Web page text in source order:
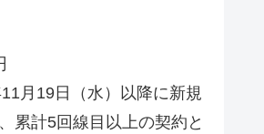
月19日（水）以降に新規
累計5回線目以上の契約と